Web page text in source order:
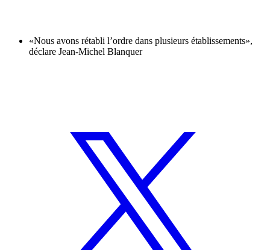
«Nous avons rétabli l’ordre dans plusieurs établissements»,
déclare Jean-Michel Blanquer